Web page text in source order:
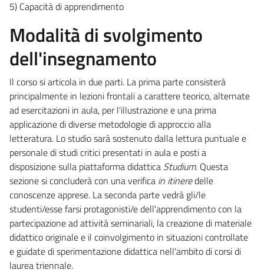
5) Capacità di apprendimento
Modalità di svolgimento
dell'insegnamento
Il corso si articola in due parti. La prima parte consisterà
principalmente in lezioni frontali a carattere teorico, alternate
ad esercitazioni in aula, per l'illustrazione e una prima
applicazione di diverse metodologie di approccio alla
letteratura. Lo studio sarà sostenuto dalla lettura puntuale e
personale di studi critici presentati in aula e posti a
disposizione sulla piattaforma didattica Studium. Questa
sezione si concluderà con una verifica in itineredelle
conoscenze apprese. La seconda parte vedrà gli/le
studenti/esse farsi protagonisti/e dell'apprendimento con la
partecipazione ad attività seminariali, la creazione di materiale
didattico originale e il coinvolgimento in situazioni controllate
e guidate di sperimentazione didattica nell'ambito di corsi di
laurea triennale.